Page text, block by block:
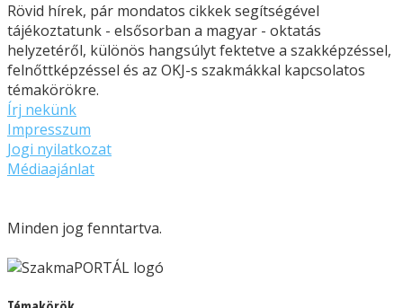
Rövid hírek, pár mondatos cikkek segítségével
tájékoztatunk - elsősorban a magyar - oktatás
helyzetéről, különös hangsúlyt fektetve a szakképzéssel,
felnőttképzéssel és az OKJ-s szakmákkal kapcsolatos
témakörökre.
Írj nekünk
Impresszum
Jogi nyilatkozat
Médiaajánlat
Minden jog fenntartva.